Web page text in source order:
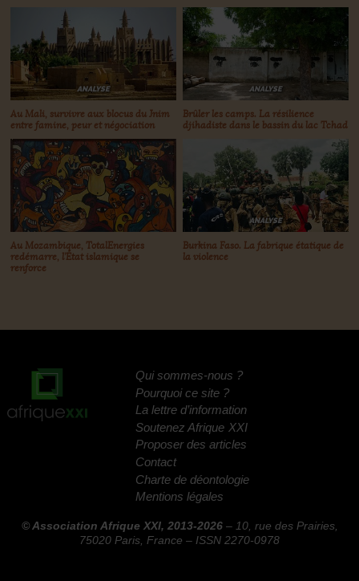
ANALYSE
Au Mali, survivre aux blocus du Jnim
entre famine, peur et négociation
ANALYSE
Brûler les camps. La résilience
djihadiste dans le bassin du lac Tchad
Au Mozambique, TotalEnergies
redémarre, l’État islamique se
renforce
ANALYSE
Burkina Faso. La fabrique étatique de
la violence
Qui sommes-nous ?
Pourquoi ce site ?
La lettre d’information
Soutenez Afrique XXI
Proposer des articles
Contact
Charte de déontologie
Mentions légales
© Association Afrique XXI, 2013-2026– 10, rue des Prairies,
75020 Paris, France – ISSN 2270-0978